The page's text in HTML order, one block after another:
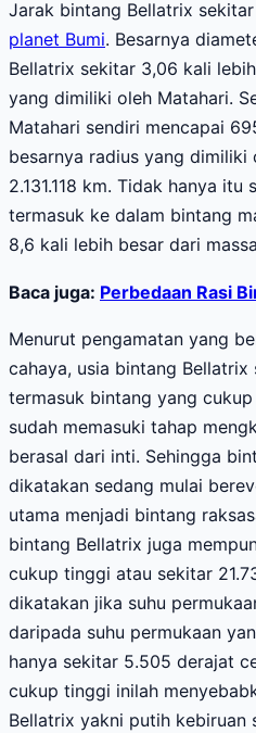
Jarak bintang Bellatrix
planet Bumi. Besarnya
Bellatrix sekitar 3,06 kali
yang dimiliki oleh Matahari.
Matahari sendiri mencapai
besarnya radius yang dimiliki
2.131.118 km. Tidak hanya
termasuk ke dalam bintang
8,6 kali lebih besar dari
Baca juga: Perbedaan Rasi
Menurut pengamatan yang
cahaya, usia bintang
termasuk bintang yang
sudah memasuki tahap
berasal dari inti. Sehingga
dikatakan sedang mulai
utama menjadi bintang
bintang Bellatrix juga
cukup tinggi atau sekitar
dikatakan jika suhu
daripada suhu permukaan
hanya sekitar 5.505 derajat
cukup tinggi inilah
Bellatrix yakni putih kebiruan